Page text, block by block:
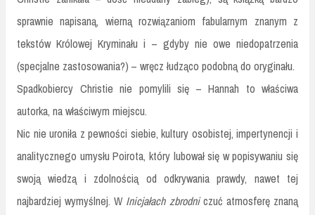
sprawnie napisaną, wierną rozwiązaniom fabularnym znanym z
tekstów Królowej Kryminału i – gdyby nie owe niedopatrzenia
(specjalne zastosowania?) – wręcz łudząco podobną do oryginału.
Spadkobiercy Christie nie pomylili się – Hannah to właściwa
autorka, na właściwym miejscu.
Nic nie uroniła z pewności siebie, kultury osobistej, impertynencji i
analitycznego umysłu Poirota, który lubował się w popisywaniu się
swoją wiedzą i zdolnością od odkrywania prawdy, nawet tej
najbardziej wymyślnej. W Inicjałach zbrodniczuć atmosferę znaną